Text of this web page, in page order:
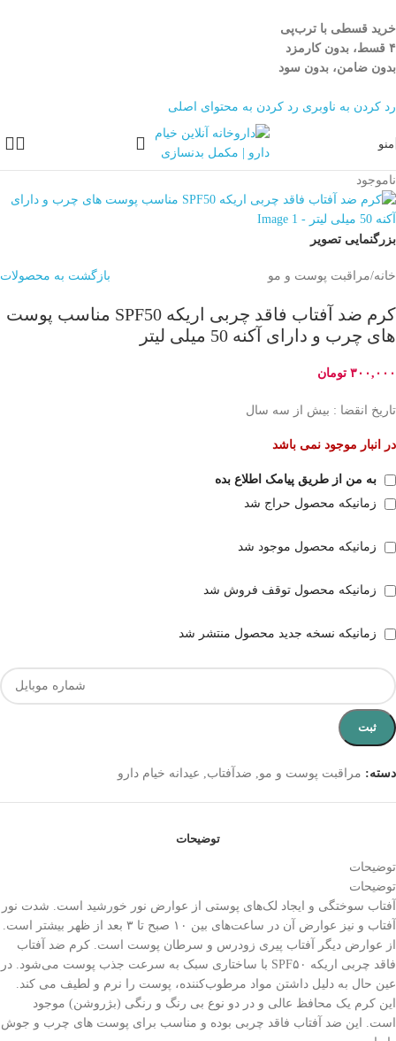
خرید قسطی با ترب‌پی
۴ قسط، بدون کارمزد
بدون ضامن، بدون سود
رد کردن به ناوبری رد کردن به محتوای اصلی
منو
ناموجود
بزرگنمایی تصویر
خانه/مراقبت پوست و مو بازگشت به محصولات
کرم ضد آفتاب فاقد چربی اریکه SPF50 مناسب پوست
های چرب و دارای آکنه 50 میلی لیتر
۳۰۰,۰۰۰ تومان
تاریخ انقضا : بیش از سه سال
در انبار موجود نمی باشد
به من از طریق پیامک اطلاع بده
زمانیکه محصول حراج شد
زمانیکه محصول موجود شد
زمانیکه محصول توقف فروش شد
زمانیکه نسخه جدید محصول منتشر شد
ثبت
دسته: مراقبت پوست و مو, ضدآفتاب, عیدانه خیام دارو
توضیحات
توضیحات
توضیحات
آفتاب سوختگی و ایجاد لک‌های پوستی از عوارض نور خورشید است. شدت نور
آفتاب و نیز عوارض آن در ساعت‌های بین ۱۰ صبح تا ۳ بعد از ظهر بیشتر است.
از عوارض دیگر آفتاب پیری زودرس و سرطان پوست است. کرم ضد آفتاب
فاقد چربی اریکه SPF۵۰ با ساختاری سبک به سرعت جذب پوست می‌شود. در
عین حال به دلیل داشتن مواد مرطوب‌کننده، پوست را نرم و لطیف می کند.
این کرم یک محافظ عالی و در دو نوع بی رنگ و رنگی (بژروشن) موجود
است. این ضد آفتاب فاقد چربی بوده و مناسب برای پوست های چرب و جوش